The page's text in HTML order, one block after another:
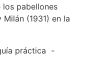
pabellones
(1931) en la